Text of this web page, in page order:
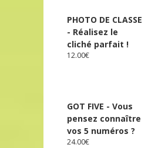
PHOTO DE CLASSE
- Réalisez le
cliché parfait !
12.00€
GOT FIVE - Vous
pensez connaître
vos 5 numéros ?
24.00€